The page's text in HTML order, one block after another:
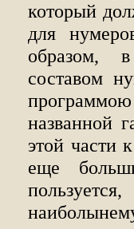
который
для
образом,
составом
названной
этой части
еще